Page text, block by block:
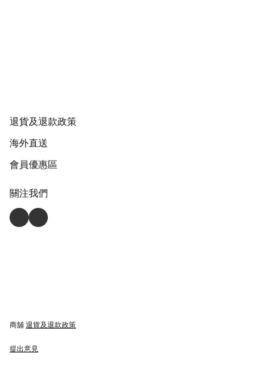
退貨及退款政策
海外直送
會員優惠區
關注我們
商舖 退貨及退款政策
提出意見